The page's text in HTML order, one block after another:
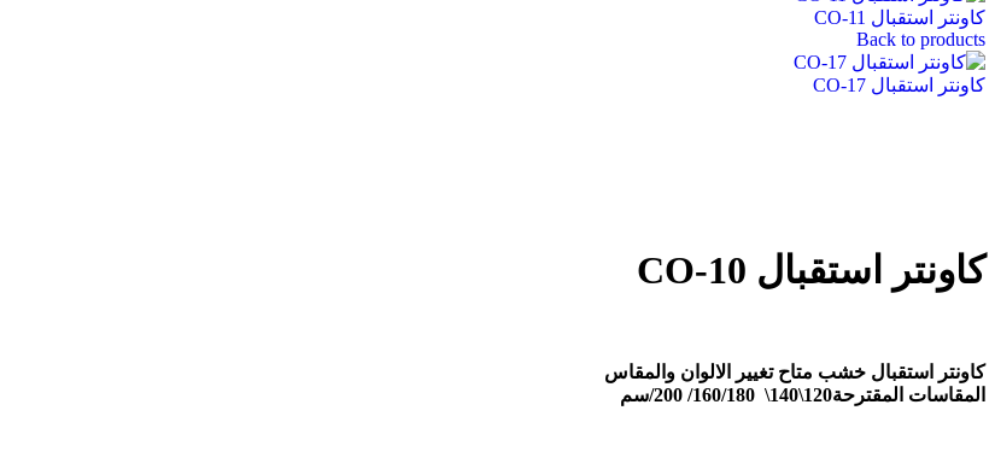
كاونتر استقبال CO-11
Back to products
كاونتر استقبال CO-17
كاونتر استقبال CO-10
كاونتر استقبال خشب متاح تغيير الالوان والمقاس
المقاسات المقترحة120\140\ 160/180/ 200/سم